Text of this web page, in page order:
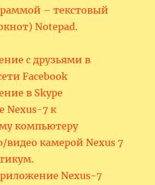
– текстовый
Notepad.
с друзьями в
Facebook
в Skype
Nexus-7 к
компьютеру
видео камерой Nexus 7
Nexus-7